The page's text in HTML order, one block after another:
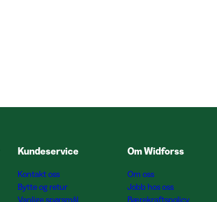
Kundeservice
Kontakt oss
Bytte og retur
Vanlige spørsmål
Om Widforss
Om oss
Jobb hos oss
Bærekraftspolicy